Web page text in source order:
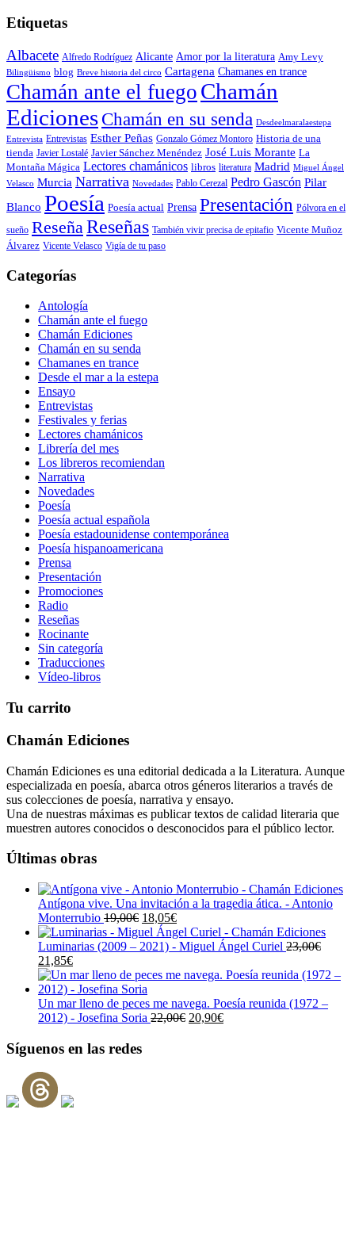
Etiquetas
Albacete Alfredo Rodríguez Alicante Amor por la literatura Amy Levy
Bilingüismo blog Breve historia del circo Cartagena Chamanes en trance
Chamán ante el fuego Chamán
Ediciones Chamán en su senda Desdeelmaralaestepa
Entrevista Entrevistas Esther Peñas Gonzalo Gómez Montoro Historia de una
tienda Javier Lostalé Javier Sánchez Menéndez José Luis Morante La
Montaña Mágica Lectores chamánicos libros literatura Madrid Miguel Ángel
Velasco Murcia Narrativa Novedades Pablo Cerezal Pedro Gascón Pilar
Blanco Poesía Poesía actual Prensa Presentación Pólvora en el
sueño Reseña Reseñas También vivir precisa de epitafio Vicente Muñoz
Álvarez Vicente Velasco Vigía de tu paso
Categorías
Antología
Chamán ante el fuego
Chamán Ediciones
Chamán en su senda
Chamanes en trance
Desde el mar a la estepa
Ensayo
Entrevistas
Festivales y ferias
Lectores chamánicos
Librería del mes
Los libreros recomiendan
Narrativa
Novedades
Poesía
Poesía actual española
Poesía estadounidense contemporánea
Poesía hispanoamericana
Prensa
Presentación
Promociones
Radio
Reseñas
Rocinante
Sin categoría
Traducciones
Vídeo-libros
Tu carrito
Chamán Ediciones
Chamán Ediciones es una editorial dedicada a la Literatura. Aunque
especializada en poesía, abarca otros géneros literarios a través de
sus colecciones de poesía, narrativa y ensayo.
Una de nuestras máximas es publicar textos de calidad literaria que
muestren autores conocidos o desconocidos para el público lector.
Últimas obras
Antígona vive. Una invitación a la tragedia ática. - Antonio
Monterrubio 19,00€ El
precio
original
19,00€.
18,05€El
precio
actual
18,05€.
Luminarias (2009 – 2021) - Miguel Ángel Curiel 23,00€
El
precio
original
era:
23,00€.
21,85€El
precio
actual
es:
21,85€.
Un mar lleno de peces me navega. Poesía reunida (1972 –
2012) - Josefina Soria 22,00€ El
20,90€El
Síguenos en las redes